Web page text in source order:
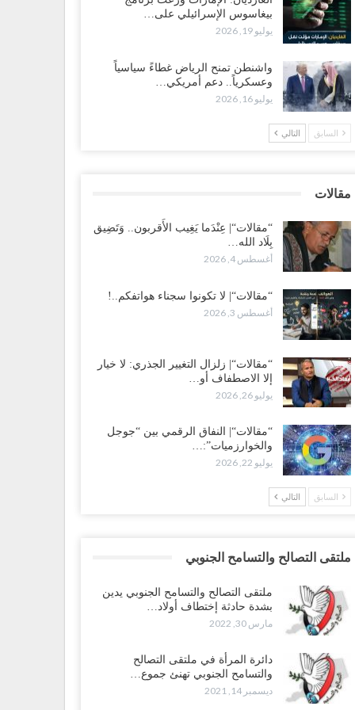
تصعيد غير مسبوق ولأول مرة.. عمرو البيض يهاجم
الثقة معدومة والقوات الجنوبية ستتحرك إذا استمر
3, 2026
تصاعد الخلافات داخل “الرئاسي”.. أعضاء المجلس ينقلبون
العليمي ويلغون قراراته ويضغطون لإقالة مدير…
وغياب الغاز يفاقمان مأساة الأهالي بعدن.. مدينة تغرق
3, 2026
لا تكونوا سجناء هواتفكم..!
بيغاسوس الإسرائيلي على…
يوليو 19, 2026
واشنطن تمنح الرياض غطاءً سياسياً
وعسكرياً.. دعم أمريكي…
يوليو 16, 2026
السابق التالي
مقالات
“مقالات“| عِنْدَما يَغِيب الأَقربون.. وَتَضِيق
بِلَاد الله…
أغسطس 4, 2026
“مقالات“| لا تكونوا سجناء هواتفكم..!
أغسطس 3, 2026
“مقالات“| زلزال التغيير الجذري: لا خيار
إلا الاصطفاف أو…
يوليو 26, 2026
“مقالات“| النفاق الرقمي بين “جوجل
والخوارزميات”:…
يوليو 22, 2026
السابق التالي
ملتقى التصالح والتسامح الجنوبي
ملتقى التصالح والتسامح الجنوبي يدين
بشدة حادثة إختطاف أولاد…
مارس 30, 2022
دائرة المرأة في ملتقى التصالح
والتسامح الجنوبي تهنئ جموع…
ديسمبر 14, 2021